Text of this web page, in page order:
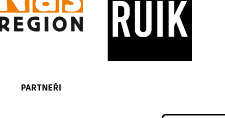
PARTNEŘI